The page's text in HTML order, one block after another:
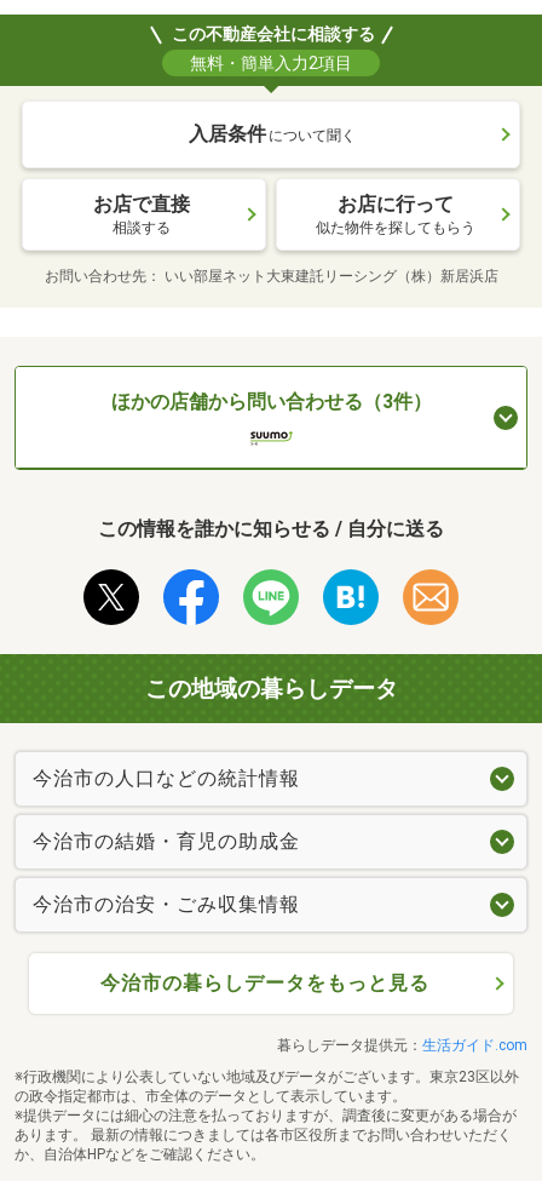
この不動産会社に相談する
無料・簡単入力2項目
入居条件 について聞く
お店で直接
相談する
お店に行って
似た物件を探してもらう
お問い合わせ先 いい部屋ネット大東建託リーシング（株）新居浜店
ほかの店舗から問い合わせる（3件）
この情報を誰かに知らせる / 自分に送る
この地域の暮らしデータ
今治市の人口などの統計情報
今治市の結婚・育児の助成金
今治市の治安・ごみ収集情報
今治市の暮らしデータをもっと見る
暮らしデータ提供元： 生活ガイド.com
※行政機関により公表していない地域及びデータがございます。東京23区以外
の政令指定都市は、市全体のデータとして表示しています。
※提供データには細心の注意を払っておりますが、調査後に変更がある場合が
あります。 最新の情報につきましては各市区役所までお問い合わせいただく
か、自治体HPなどをご確認ください。